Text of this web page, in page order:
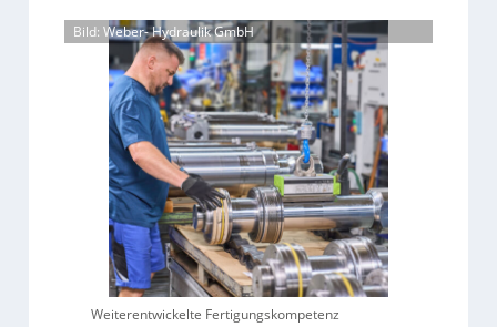
Bild: Weber- Hydraulik GmbH
Weiterentwickelte Fertigungskompetenz